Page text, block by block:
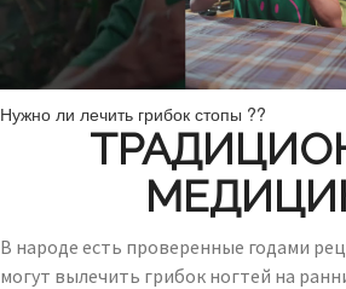
Нужно ли лечить грибок стопы ??
В народе есть проверенные годами
могут вылечить грибок ногтей на